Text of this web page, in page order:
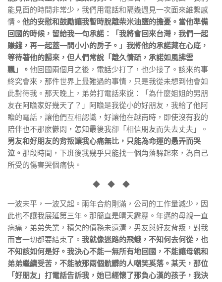
能見面的時間非常少，我們用電話和隔幾週見一次面來維繫感
情。 他的安慰和鼓勵讓我暫時脫離柴米油鹽的擔憂。當他準備
回國的時候，留給我一句承諾：「我將會回來台灣，我們一起
賺錢，再一起蓋一間小小的房子。」我將他的承諾藏在心底，
等待著他的歸來，但人們常說「離久情疏，承諾如風拂雲
飄」。 他回國兩個月之後，電話少打了，也少接了。該來的事
終究會來，那件世界上最難過的事情，只是我從未想到他會如
此對待我。那天晚上，弟弟打電話來說：「為什麼姐姐的男朋
友在阿瞻家好幾天了？」阿瞻是我從小的好朋友，我給了他阿
瞻的電話，讓他們互相認識，好讓他在越南時，即使沒有我的
陪伴也不那麼鬱悶，怎知最後我卻「相信朋友而失去丈夫」。
男友和好朋友的背叛讓我心痛無比，只能為命運的愚弄而哭
泣。 那段時間，下班後我幾乎只能找一個角落躲起來，為自己
所受的傷害哭個痛快。
◆ ◆ ◆
一波未平，一波又起。兩年合約剛滿，公司的工作量減少，因
此也不讓我展延第三年。那簡直是晴天霹靂。年邁的母親一直
病痛，弟弟失業，積欠的債務未還清，男友與好友背叛，對我
而言一切都要結束了。 我就像迷路的飛蛾，不知何去何從，也
不知該如何是好。我決心不能一無所有地回國，不能讓母親和
弟弟繼續受苦，不能被那兩個骯髒的人嘲笑奚落。某天，那位
「好朋友」打電話告訴我，她已經懷了那負心漢的孩子，我決